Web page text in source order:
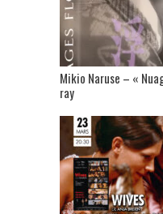
Mikio Naruse – «
ray